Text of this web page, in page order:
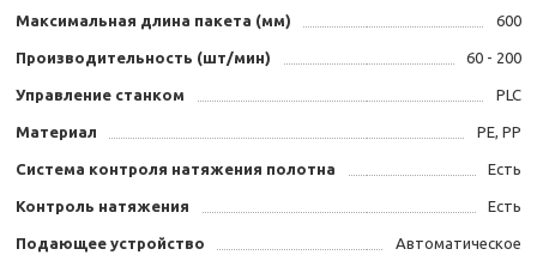
Максимальная длина пакета (мм) 600
Производительность (шт/мин) 60 - 200
Управление станком PLC
Материал PE, PP
Система контроля натяжения полотна Есть
Контроль натяжения Есть
Подающее устройство Автоматическое